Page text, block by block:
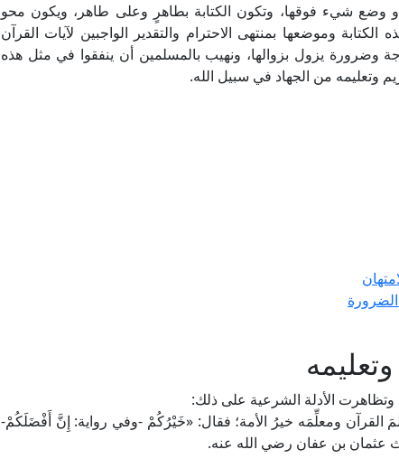
وضع شيء فوقها، وتكون الكتابة بطاهرٍ وعلى طاهر، ويكون محو
الكتابة وموضعها بمنتهى الاحترام والتقدير الواجبين لآيات القرآن
وضرورة يزول بزوالها، ونهيب بالمسلمين أن ينفقوا في مثل هذه
وتعليمه من الجهاد في سبيل الله.
الأدلة الشرعية على ذلك:
القرآن ومعلِّمَه خيرُ الأمة؛ فقال: «خَيْرُكُمْ -وفي رواية: إِنَّ أَفْضَلَكُمْ-
عثمان بن عفان رضي الله عنه.